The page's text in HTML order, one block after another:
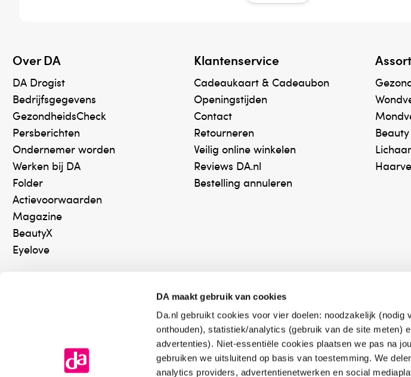
DA maakt gebruik van cookies
Da.nl gebruikt cookies voor vier doelen: noodzakelijk (nodig
onthouden), statistiek/analytics (gebruik van de site meten)
advertenties). Niet-essentiële cookies plaatsen we pas na
gebruiken we uitsluitend op basis van toestemming. We
analytics providers, advertentienetwerken en social
Aanwijzigingen voor gebruik
Driemaal daags aanbrengen of wanneer verlichting gewenst is. Verdeel de
CoolMousse royaal over de huid. Voor extra verkoelende verlichting kunt u
bewaren. Alleen voor uitwendig gebruik.
Waarschuwingen
- Bij overgevoelige huid: test voor het eerste gebruik altijd in de elleboogplooi.
Bewaaradvies
- Buiten bereik van kinderen bewaren. - Op een koele en droge plaats bewaren.
Medisch hulpmiddel. Lees voor gebruik de bijsluiter.
Verantwoordelijk voor het in de handel brengen
All-in-1 bvba
Over DA
DA Drogist
Bedrijfsgegevens
GezondheidsCheck
Persberichten
Ondernemer worden
Werken bij DA
Folder
Actievoorwaarden
Magazine
BeautyX
Eyelove
Klantenservice
Cadeaukaart & Cadeaubon
Openingstijden
Contact
Retourneren
Veilig online winkelen
Reviews DA.nl
Bestelling annuleren
Beauty
Online aanbieder medicijnen
⁠Controleer welke medicijnen
onze webshop mag verkopen.
Keurmerk Zelfzorg Online
⁠Verantwoorde zorg, ⁠ook
online.